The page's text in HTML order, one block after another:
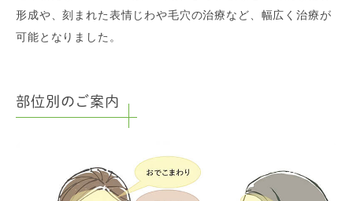
形成や、刻まれた表情じわや毛穴の治療など、幅広く治療が
可能となりました。
部位別のご案内